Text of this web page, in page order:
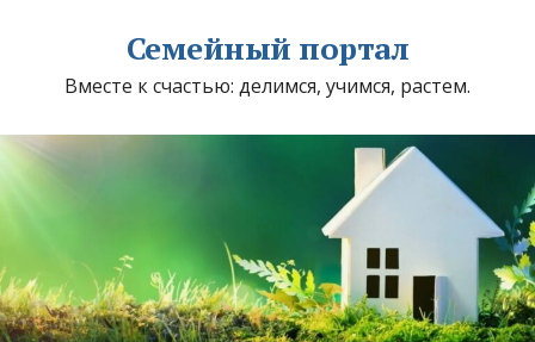
Семейный портал
Вместе к счастью: делимся, учимся, растем.